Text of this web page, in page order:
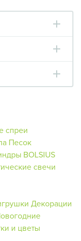
спреи
Песок
BOLSIUS
свечи
Декорации
и цветы